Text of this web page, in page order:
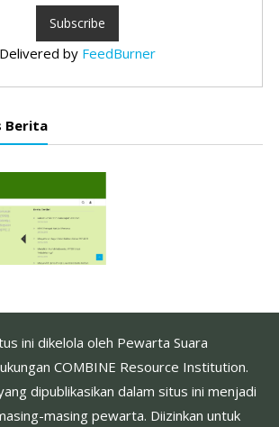
Delivered by FeedBurner
Berita
ini dikelola oleh Pewarta Suara
COMBINE Resource Institution.
dipublikasikan dalam situs ini menjadi
masing pewarta. Diizinkan untuk